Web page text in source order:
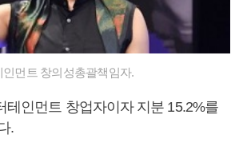
인먼트 창의성총괄책임자.
테인먼트 창업자이자 지분 15.2%를
.